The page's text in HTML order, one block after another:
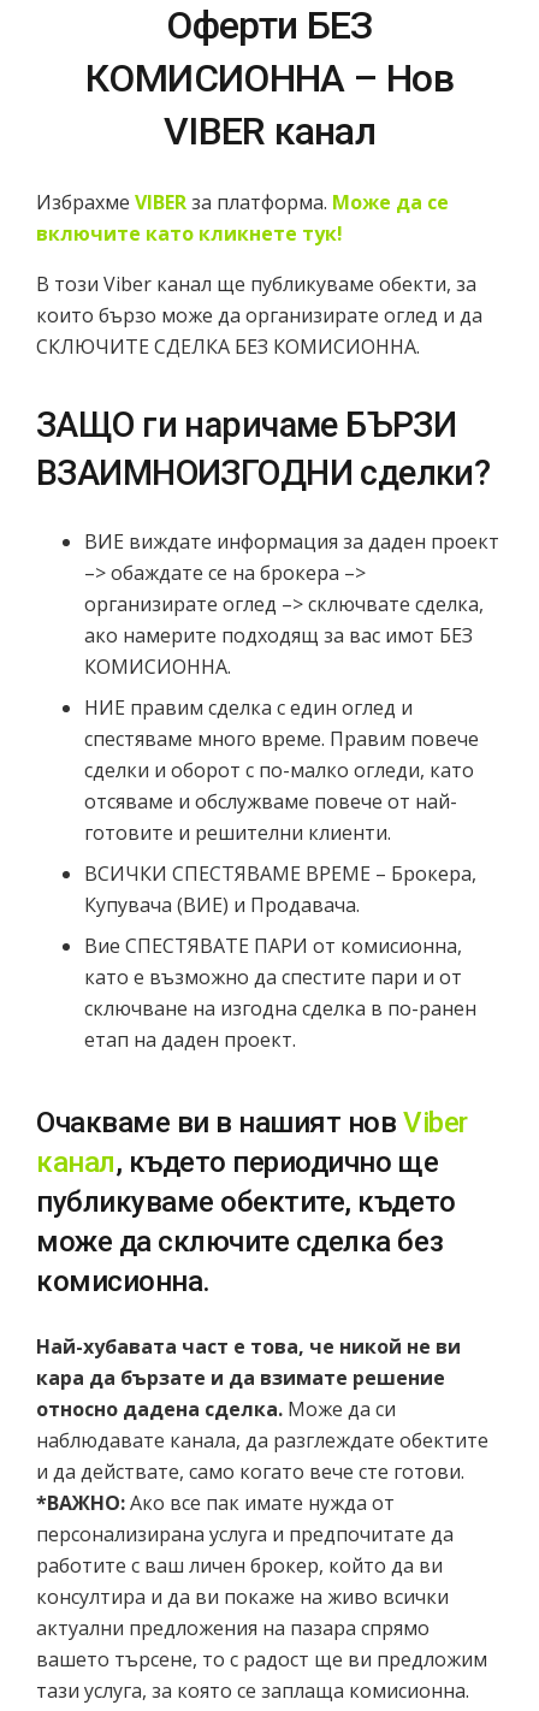
Оферти БЕЗ
КОМИСИОННА – Нов
VIBER канал
Избрахме VIBERза платформа. Може да се
включите като кликнете тук!
В този Viber канал ще публикуваме обекти, за
които бързо може да организирате оглед и да
СКЛЮЧИТЕ СДЕЛКА БЕЗ КОМИСИОННА.
ЗАЩО ги наричаме БЪРЗИ
ВЗАИМНОИЗГОДНИ сделки?
ВИЕ виждате информация за даден проект
–> обаждате се на брокера –>
организирате оглед –> сключвате сделка,
ако намерите подходящ за вас имот БЕЗ
КОМИСИОННА.
НИЕ правим сделка с един оглед и
спестяваме много време. Правим повече
сделки и оборот с по-малко огледи, като
отсяваме и обслужваме повече от най-
готовите и решителни клиенти.
ВСИЧКИ СПЕСТЯВАМЕ ВРЕМЕ – Брокера,
Купувача (ВИЕ) и Продавача.
Вие СПЕСТЯВАТЕ ПАРИ от комисионна,
като е възможно да спестите пари и от
сключване на изгодна сделка в по-ранен
етап на даден проект.
Очакваме ви в нашият новViber
канал, където периодично ще
публикуваме обектите, където
може да сключите сделка без
комисионна.
Най-хубавата част е това, че никой не ви
кара да бързате и да взимате решение
относно дадена сделка. Може да си
наблюдавате канала, да разглеждате обектите
и да действате, само когато вече сте готови.
*ВАЖНО:Ако все пак имате нужда от
персонализирана услуга и предпочитате да
работите с ваш личен брокер, който да ви
консултира и да ви покаже на живо всички
актуални предложения на пазара спрямо
вашето търсене, то с радост ще ви предложим
тази услуга, за която се заплаща комисионна.